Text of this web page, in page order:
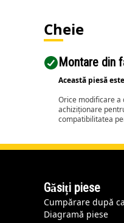
Cheie
Montare din
Această piesă
Orice modificare a
achiziționare
compatibilitatea
Găsiți piese
Cumpărare după
Diagramă piese